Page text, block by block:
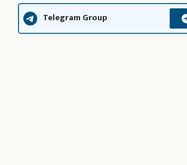
Telegram Group